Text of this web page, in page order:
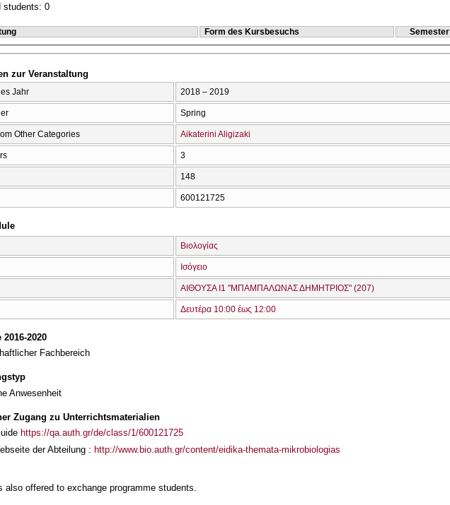
students: 0
Form des Kursbesuchs Semester
zur Veranstaltung
Jahr 2018 – 2019
Spring
Other Categories Aikaterini Aligizaki
3
148
600121725
Βιολογίας
Ισόγειο
ΑΙΘΟΥΣΑ Ι1 "ΜΠΑΜΠΑΛΩΝΑΣ ΔΗΜΗΤΡΙΟΣ" (207)
Δευτέρα 10:00 έως 12:00
2020
Fachbereich
Anwesenheit
Zugang zu Unterrichtsmaterialien
https://qa.auth.gr/de/class/1/600121725
der Abteilung : http://www.bio.auth.gr/content/eidika-themata-mikrobiologias
also offered to exchange programme students.